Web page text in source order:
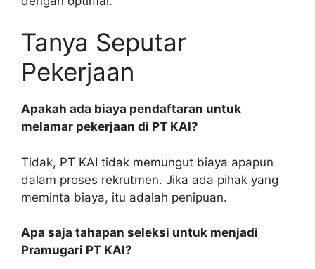
Tanya Seputar
Pekerjaan
Apakah ada biaya pendaftaran untuk
melamar pekerjaan di PT KAI?
Tidak, PT KAI tidak memungut biaya apapun
dalam proses rekrutmen. Jika ada pihak yang
meminta biaya, itu adalah penipuan.
Apa saja tahapan seleksi untuk menjadi
Pramugari PT KAI?